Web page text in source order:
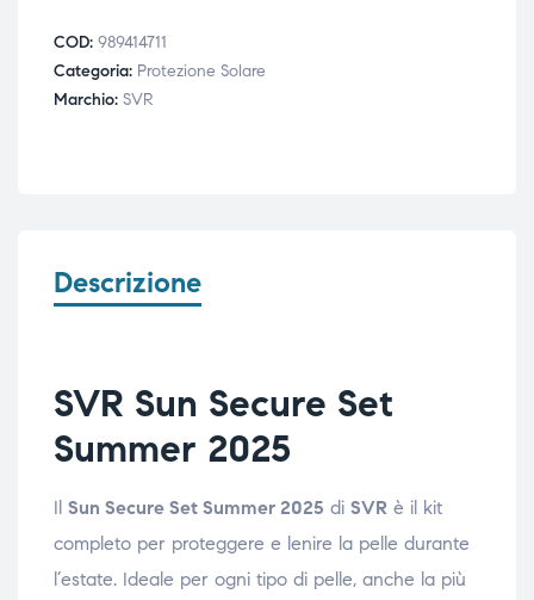
COD: 989414711
Categoria: Protezione Solare
Marchio: SVR
Descrizione
SVR Sun Secure Set
Summer 2025
Il Sun Secure Set Summer 2025 di SVR è il kit
completo per proteggere e lenire la pelle durante
l’estate. Ideale per ogni tipo di pelle, anche la più